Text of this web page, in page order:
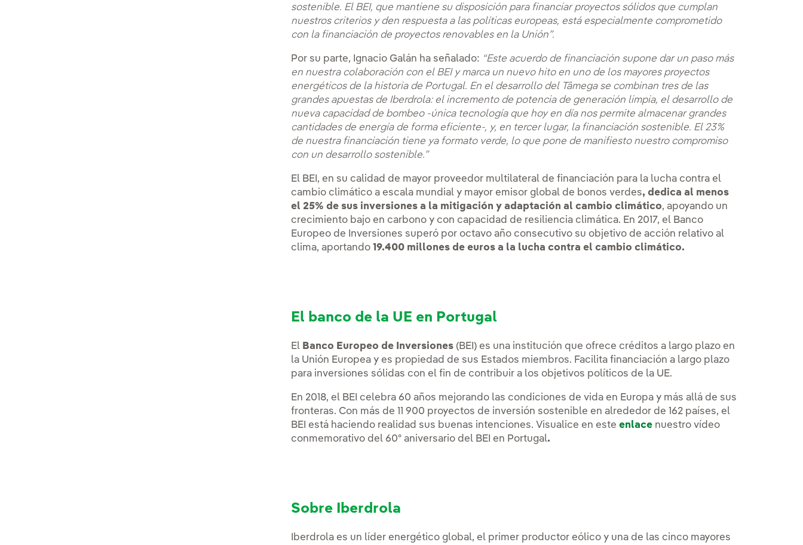
sostenible. El BEI, que mantiene su disposición para financiar proyectos sólidos que cumplan
nuestros criterios y den respuesta a las políticas europeas, está especialmente comprometido
con la financiación de proyectos renovables en la Unión”.
Por su parte, Ignacio Galán ha señalado: “Este acuerdo de financiación supone dar un paso más
en nuestra colaboración con el BEI y marca un nuevo hito en uno de los mayores proyectos
energéticos de la historia de Portugal. En el desarrollo del Tâmega se combinan tres de las
grandes apuestas de Iberdrola: el incremento de potencia de generación limpia, el desarrollo de
nueva capacidad de bombeo -única tecnología que hoy en día nos permite almacenar grandes
cantidades de energía de forma eficiente-, y, en tercer lugar, la financiación sostenible. El 23%
de nuestra financiación tiene ya formato verde, lo que pone de manifiesto nuestro compromiso
con un desarrollo sostenible.”
El BEI, en su calidad de mayor proveedor multilateral de financiación para la lucha contra el
cambio climático a escala mundial y mayor emisor global de bonos verdes, dedica al menos
el 25% de sus inversiones a la mitigación y adaptación al cambio climático, apoyando un
crecimiento bajo en carbono y con capacidad de resiliencia climática. En 2017, el Banco
Europeo de Inversiones superó por octavo año consecutivo su objetivo de acción relativo al
clima, aportando 19.400 millones de euros a la lucha contra el cambio climático.
El banco de la UE en Portugal
El Banco Europeo de Inversiones (BEI) es una institución que ofrece créditos a largo plazo en
la Unión Europea y es propiedad de sus Estados miembros. Facilita financiación a largo plazo
para inversiones sólidas con el fin de contribuir a los objetivos políticos de la UE.
En 2018, el BEI celebra 60 años mejorando las condiciones de vida en Europa y más allá de sus
fronteras. Con más de 11 900 proyectos de inversión sostenible en alrededor de 162 países, el
BEI está haciendo realidad sus buenas intenciones. Visualice en esteenlace nuestro vídeo
conmemorativo del 60º aniversario del BEI en Portugal.
Sobre Iberdrola
Iberdrola es un líder energético global, el primer productor eólico y una de las cinco mayores